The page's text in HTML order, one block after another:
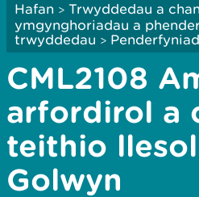
Hafan > Trwyddedau a
ymgynghoriadau a
trwyddedau >
CML2108
arfordirol a
teithio
Golwyn